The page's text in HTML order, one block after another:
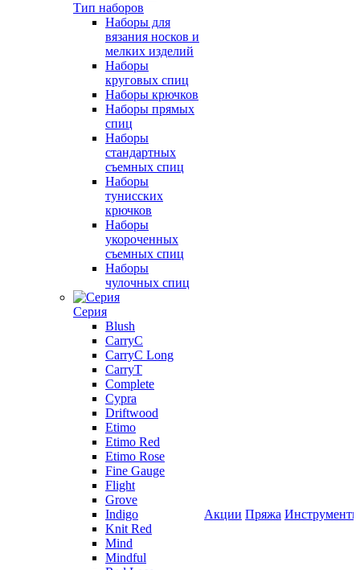
Тип наборов
Наборы для
вязания носков и
мелких изделий
Наборы
круговых спиц
Наборы крючков
Наборы прямых
спиц
Наборы
стандартных
съемных спиц
Наборы
тунисских
крючков
Наборы
укороченных
съемных спиц
Наборы
чулочных спиц
Серия
Blush
CarryC
CarryC Long
CarryT
Complete
Cypra
Driftwood
Etimo
Etimo Red
Etimo Rose
Fine Gauge
Flight
Grove
Indigo
Knit Red
Mind
Mindful
Акции Пряжа Инструменты